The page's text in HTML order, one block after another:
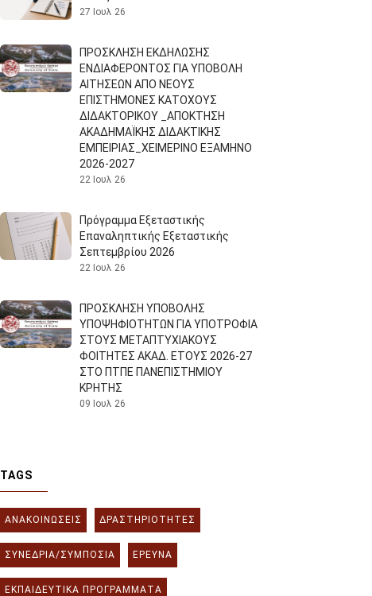
27 Ιουλ 26
ΠΡΟΣΚΛΗΣΗ ΕΚΔΗΛΩΣΗΣ
ΕΝΔΙΑΦΕΡΟΝΤΟΣ ΓΙΑ ΥΠΟΒΟΛΗ
ΑΙΤΗΣΕΩΝ ΑΠΟ ΝΕΟΥΣ
ΕΠΙΣΤΗΜΟΝΕΣ ΚΑΤΟΧΟΥΣ
ΔΙΔΑΚΤΟΡΙΚΟΥ _ΑΠΟΚΤΗΣΗ
ΑΚΑΔΗΜΑΪΚΗΣ ΔΙΔΑΚΤΙΚΗΣ
ΕΜΠΕΙΡΙΑΣ_ΧΕΙΜΕΡΙΝΟ ΕΞΑΜΗΝΟ
2026-2027
22 Ιουλ 26
Πρόγραμμα Εξεταστικής
Επαναληπτικής Εξεταστικής
Σεπτεμβρίου 2026
22 Ιουλ 26
ΠΡΟΣΚΛΗΣΗ ΥΠΟΒΟΛΗΣ
ΥΠΟΨΗΦΙΟΤΗΤΩΝ ΓΙΑ ΥΠΟΤΡΟΦΙΑ
ΣΤΟΥΣ ΜΕΤΑΠΤΥΧΙΑΚΟΥΣ
ΦΟΙΤΗΤΕΣ ΑΚΑΔ. ΕΤΟΥΣ 2026-27
ΣΤΟ ΠΤΠΕ ΠΑΝΕΠΙΣΤΗΜΙΟΥ
ΚΡΗΤΗΣ
09 Ιουλ 26
TAGS
ΑΝΑΚΟΙΝΏΣΕΙΣ ΔΡΑΣΤΗΡΙΌΤΗΤΕΣ
ΣΥΝΈΔΡΙΑ/ΣΥΜΠΌΣΙΑ ΈΡΕΥΝΑ
ΕΚΠΑΙΔΕΥΤΙΚΆ ΠΡΟΓΡΆΜΜΑΤΑ